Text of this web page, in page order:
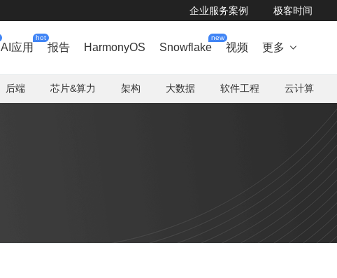
企业服务案例 极客时间
AI应用
hot
报告 HarmonyOS Snowflake
new
视频 更多 
后端 芯片&算力 架构 大数据 软件工程 云计算